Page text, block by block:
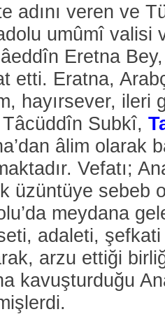
adını veren ve
umûmî valisi
Eretna
etti. Eratna,
hayırsever, ileri
Subkî,
âlim olarak
Vefatı;
üzüntüye sebeb
meydana
adaleti,
arzu ettiği
kavuşturduğu